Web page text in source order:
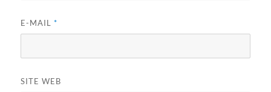
E-MAIL*
SITE WEB